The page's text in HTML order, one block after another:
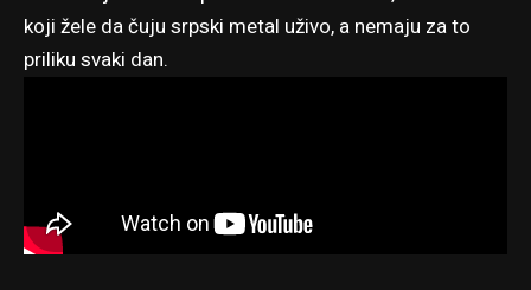
koji žele da čuju srpski metal uživo, a nemaju za to
priliku svaki dan.